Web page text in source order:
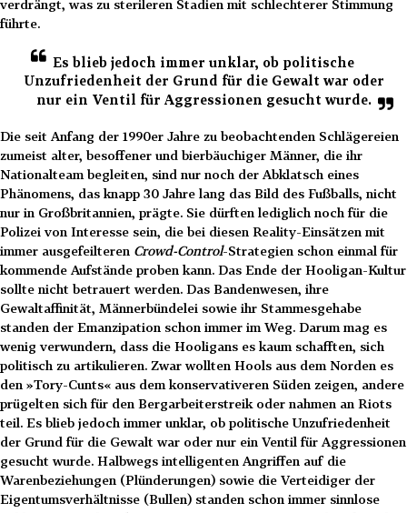
verdrängt, was zu sterileren Stadien mit schlechterer Stimmung
führte.
Es blieb jedoch immer unklar, ob politische
Unzufriedenheit der Grund für die Gewalt war oder
nur ein Ventil für Aggressionen gesucht wurde.
Die seit Anfang der 1990er Jahre zu beobachtenden Schlägereien
zumeist alter, besoffener und bierbäuchiger Männer, die ihr
Nationalteam begleiten, sind nur noch der Abklatsch eines
Phänomens, das knapp 30 Jahre lang das Bild des Fußballs, nicht
nur in Großbritannien, prägte. Sie dürften lediglich noch für die
Polizei von Interesse sein, die bei diesen Reality-Einsätzen mit
immer ausgefeilteren Crowd-Control-Strategien schon einmal für
kommende Aufstände proben kann. Das Ende der Hooligan-Kultur
sollte nicht betrauert werden. Das Bandenwesen, ihre
Gewaltaffinität, Männerbündelei sowie ihr Stammesgehabe
standen der Emanzipation schon immer im Weg. Darum mag es
wenig verwundern, dass die Hooligans es kaum schafften, sich
politisch zu artikulieren. Zwar wollten Hools aus dem Norden es
den »Tory-Cunts« aus dem konservativeren Süden zeigen, andere
prügelten sich für den Bergarbeiterstreik oder nahmen an Riots
teil. Es blieb jedoch immer unklar, ob politische Unzufriedenheit
der Grund für die Gewalt war oder nur ein Ventil für Aggressionen
gesucht wurde. Halbwegs intelligenten Angriffen auf die
Warenbeziehungen (Plünderungen) sowie die Verteidiger der
Eigentumsverhältnisse (Bullen) standen schon immer sinnlose